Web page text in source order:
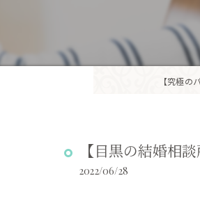
【究極
【目黒の結婚相
2022/06/28